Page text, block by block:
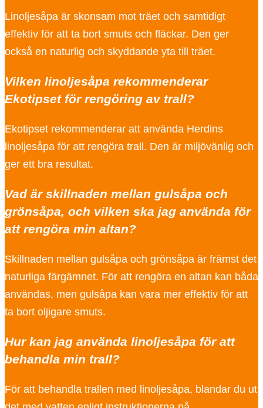
Linoljesåpa är skonsam mot träet och samtidigt
effektiv för att ta bort smuts och fläckar. Den ger
också en naturlig och skyddande yta till träet.
Vilken linoljesåpa rekommenderar
Ekotipset för rengöring av trall?
Ekotipset rekommenderar att använda Herdins
linoljesåpa för att rengöra trall. Den är miljövänlig och
ger ett bra resultat.
Vad är skillnaden mellan gulsåpa och
grönsåpa, och vilken ska jag använda för
att rengöra min altan?
Skillnaden mellan gulsåpa och grönsåpa är främst det
naturliga färgämnet. För att rengöra en altan kan båda
användas, men gulsåpa kan vara mer effektiv för att
ta bort oljigare smuts.
Hur kan jag använda linoljesåpa för att
behandla min trall?
För att behandla trallen med linoljesåpa, blandar du ut